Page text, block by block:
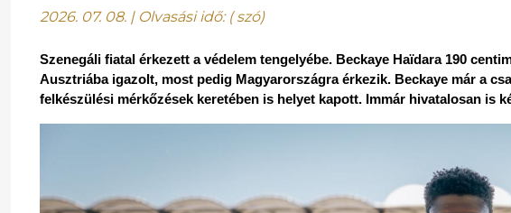
2026. 07. 08. | Olvasási idő: (szó)
Szenegáli fiatal érkezett a védelem tengelyébe. Beckaye Haïdara 190
Ausztriába igazolt, most pedig Magyarországra érkezik. Beckaye már a
felkészülési mérkőzések keretében is helyet kapott. Immár hivatalosan is